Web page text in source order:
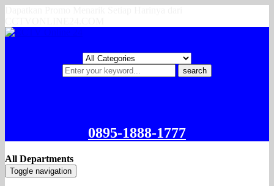
search
0895-1888-1777
All Departments
Toggle navigation